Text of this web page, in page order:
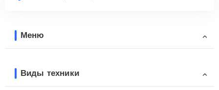
Меню
Виды техники